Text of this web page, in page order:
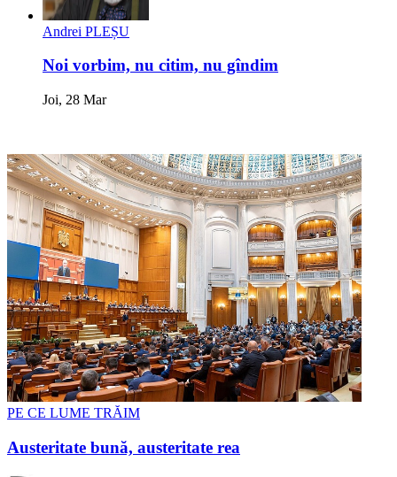
Andrei PLEȘU
Noi vorbim, nu citim, nu gîndim
Joi, 28 Mar
PE CE LUME TRĂIM
Austeritate bună, austeritate rea